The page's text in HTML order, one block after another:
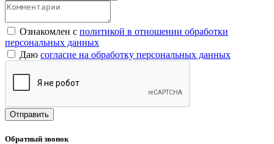
Ознакомлен с политикой в отношении обработки
персональных данных
Даю согласие на обработку персональных данных
Обратный звонок